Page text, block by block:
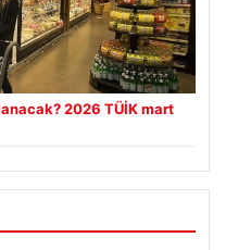
2026 TÜİK mart